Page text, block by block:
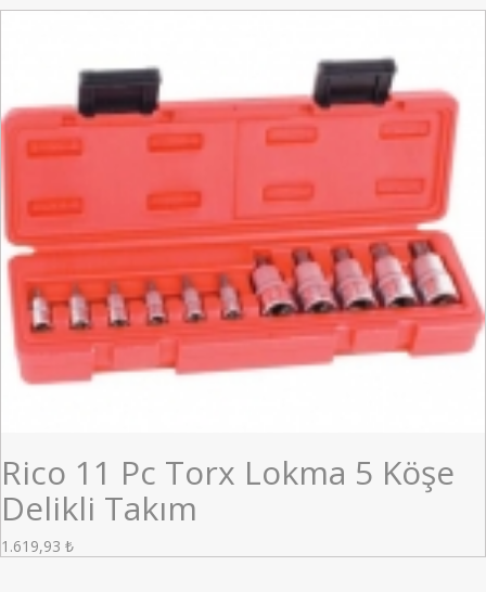
Rico 11 Pc Torx Lokma 5 Köşe
Delikli Takım
1.619,93 ₺